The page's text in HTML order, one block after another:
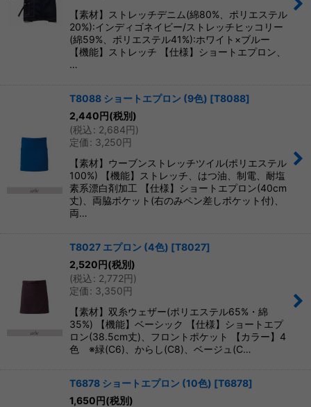
【素材】ストレッチデニム(綿80%、ポリエステル
20%):インディゴネイビー/ストレッチヒッコリー
(綿59%、ポリエステル41%):ホワイト×ブルー
【機能】ストレッチ 【仕様】ショートエプロン、
…
T8088 ショートエプロン (9色) [T8088]
2,440円(税別)
(税込: 2,684円)
定価: 3,250円
【素材】ウーブンストレッチツイル(ポリエステル
100%) 【機能】ストレッチ、はつ油、制電、耐塩
素系漂白剤加工 【仕様】ショートエプロン(40cm
丈)、両脇ポケット(右のみペン差しポケット付)、
両…
T8027 エプロン (4色) [T8027]
2,520円(税別)
(税込: 2,772円)
定価: 3,350円
【素材】双糸ウェザー(ポリエステル65%・綿
35%) 【機能】ベーシック 【仕様】ショートエプ
ロン(38.5cm丈)、フロントポケット 【カラー】4
色 ※緑(C6)、からし(C8)、ベージュ(C…
T6878 ショートエプロン (10色) [T6878]
1,650円(税別)